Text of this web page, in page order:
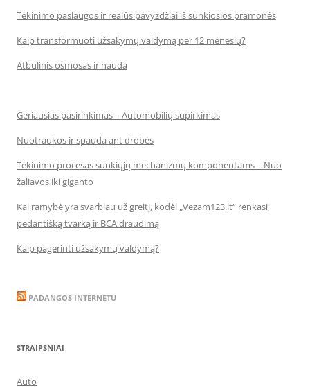
Tekinimo paslaugos ir realūs pavyzdžiai iš sunkiosios pramonės
Kaip transformuoti užsakymų valdymą per 12 mėnesių?
Atbulinis osmosas ir nauda
Geriausias pasirinkimas – Automobilių supirkimas
Nuotraukos ir spauda ant drobės
Tekinimo procesas sunkiųjų mechanizmų komponentams – Nuo
žaliavos iki giganto
Kai ramybė yra svarbiau už greitį, kodėl „Vezam123.lt“ renkasi
pedantišką tvarką ir BCA draudimą
Kaip pagerinti užsakymų valdymą?
PADANGOS INTERNETU
STRAIPSNIAI
Auto